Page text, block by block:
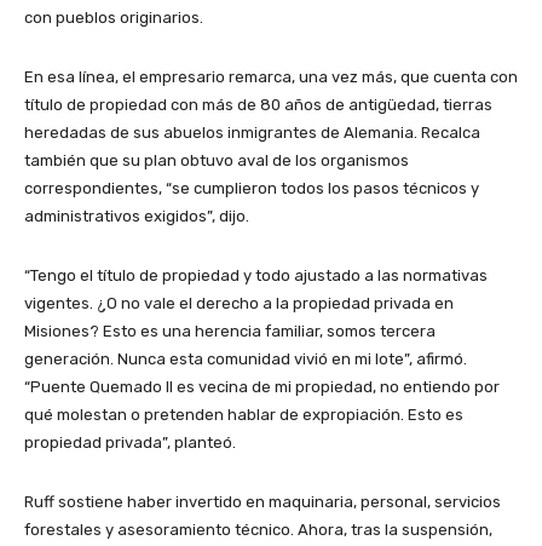
con pueblos originarios.
En esa línea, el empresario remarca, una vez más, que cuenta con
título de propiedad con más de 80 años de antigüedad, tierras
heredadas de sus abuelos inmigrantes de Alemania. Recalca
también que su plan obtuvo aval de los organismos
correspondientes, “se cumplieron todos los pasos técnicos y
administrativos exigidos”, dijo.
“Tengo el título de propiedad y todo ajustado a las normativas
vigentes. ¿O no vale el derecho a la propiedad privada en
Misiones? Esto es una herencia familiar, somos tercera
generación. Nunca esta comunidad vivió en mi lote”, afirmó.
“Puente Quemado II es vecina de mi propiedad, no entiendo por
qué molestan o pretenden hablar de expropiación. Esto es
propiedad privada”, planteó.
Ruff sostiene haber invertido en maquinaria, personal, servicios
forestales y asesoramiento técnico. Ahora, tras la suspensión,